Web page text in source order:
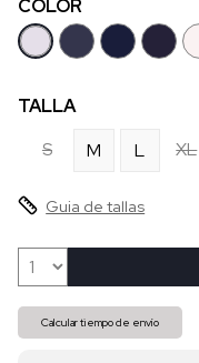
COLOR
TALLA
S
M L XL
Guia de tallas
Calcular tiempo de envío